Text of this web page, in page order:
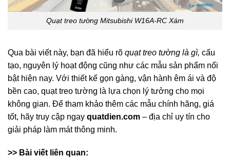
Quạt treo tường Mitsubishi W16A-RC Xám
Qua bài viết này, bạn đã hiểu rõ quạt treo tường là gì, cấu
tạo, nguyên lý hoạt động cũng như các mẫu sản phẩm nổi
bật hiện nay. Với thiết kế gọn gàng, vận hành êm ái và độ
bền cao, quạt treo tường là lựa chọn lý tưởng cho mọi
không gian. Để tham khảo thêm các mẫu chính hãng, giá
tốt, hãy truy cập ngay quatdien.com – địa chỉ uy tín cho
giải pháp làm mát thông minh.
>> Bài viết liên quan: